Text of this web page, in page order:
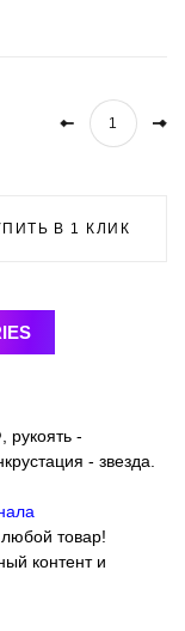
В 1 КЛИК
-
- звезда.
товар!
контент и